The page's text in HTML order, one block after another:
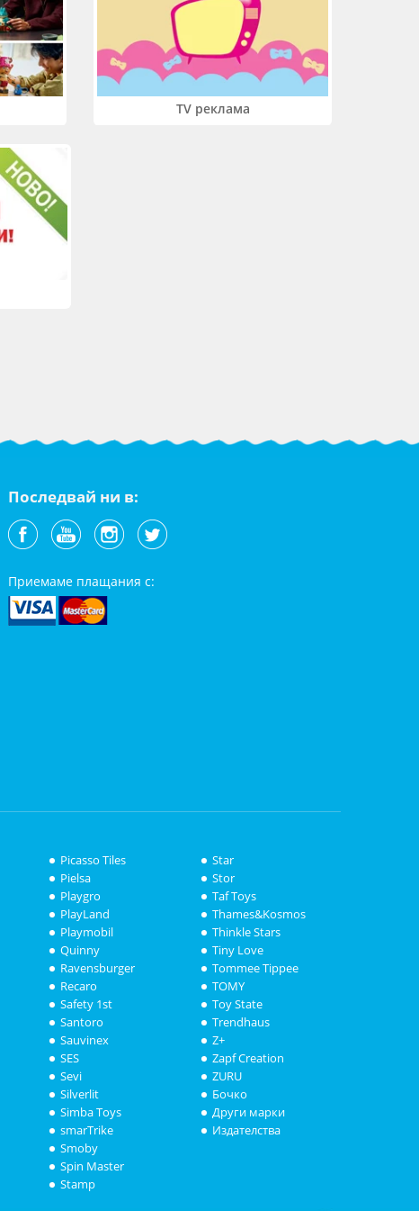
TV реклама
Последвай ни в:
Приемаме плащания с:
Picasso Tiles
Pielsa
Playgro
PlayLand
Playmobil
Quinny
Ravensburger
Recaro
Safety 1st
Santoro
Sauvinex
SES
Sevi
Silverlit
Simba Toys
smarTrike
Smoby
Spin Master
Stamp
Star
Stor
Taf Toys
Thames&Kosmos
Thinkle Stars
Tiny Love
Tommee Tippee
TOMY
Toy State
Trendhaus
Z+
Zapf Creation
ZURU
Бочко
Други марки
Издателства